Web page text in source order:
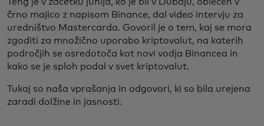
črno majico z napisom Binance, dal video intervju za
uredništvo Mastercarda. Govoril je o tem, kaj se mora
zgoditi za množično uporabo kriptovalut, na katerih
področjih se osredotoča kot novi vodja Binancea in
kako se je sploh podal v svet kriptovalut.
Tukaj so naša vprašanja in odgovori, ki so bila urejena
zaradi dolžine in jasnosti.